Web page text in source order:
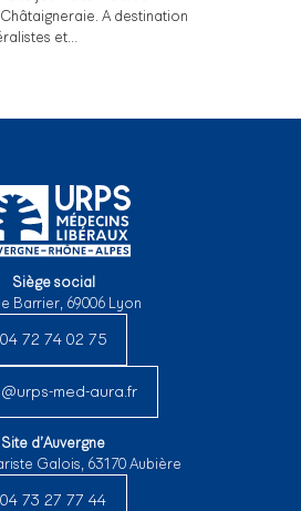
A destination
et…
Siège social
Barrier, 69006 Lyon
04 72 74 02 75
med-aura.fr
Site d’Auvergne
Galois, 63170 Aubière
04 73 27 77 44